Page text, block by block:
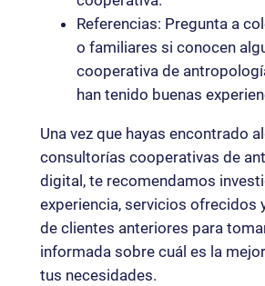
Referencias: Pregunta a
o familiares si conocen
cooperativa de
han tenido buenas
Una vez que hayas encontrado
consultorías cooperativas de
digital, te recomendamos
experiencia, servicios ofrecidos
de clientes anteriores para
informada sobre cuál es la
tus necesidades.